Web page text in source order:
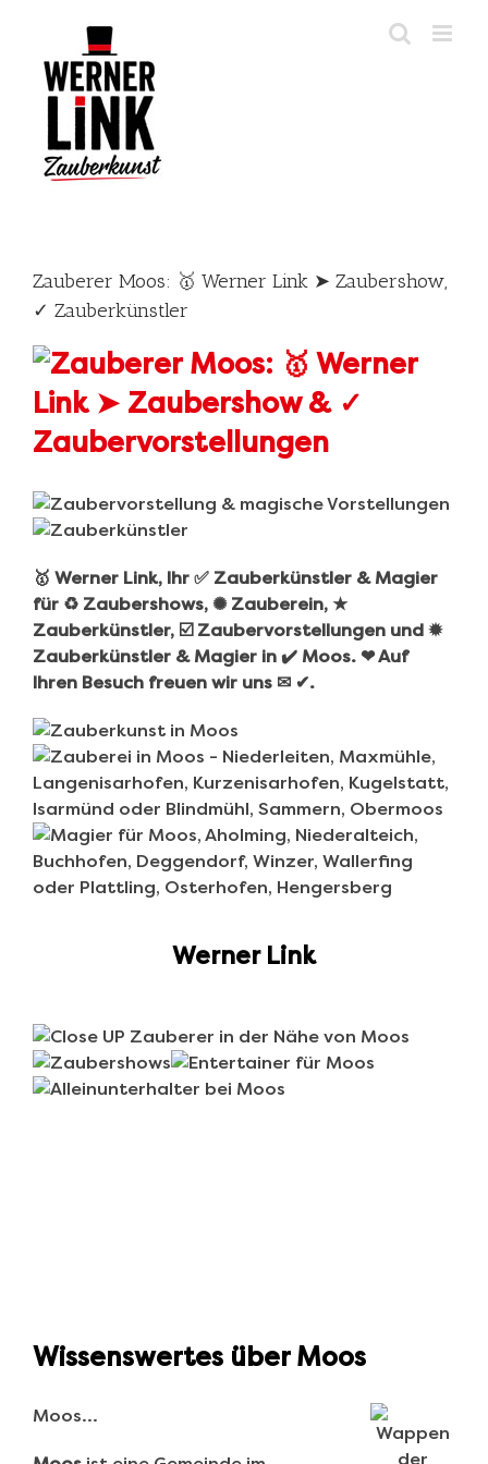
content
Zauberer Moos: 🥇 Werner Link ➤ Zaubershow,
✓ Zauberkünstler
🥇 Werner Link, Ihr ✅ Zauberkünstler & Magier
für ♻ Zaubershows, ✺ Zauberein, ★
Zauberkünstler, ☑️ Zaubervorstellungen und ✹
Zauberkünstler & Magier in ✔️ Moos. ❤ Auf
Ihren Besuch freuen wir uns ✉ ✔.
Werner Link
Wissenswertes über Moos
Moos…